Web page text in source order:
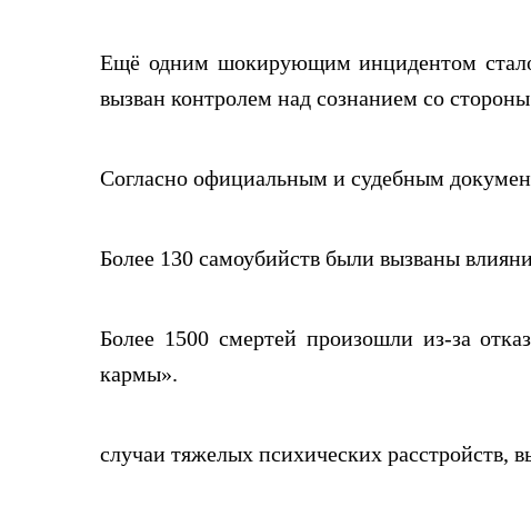
Ещё одним шокирующим инцидентом
вызван контролем над сознанием со
Согласно официальным и судебным
Более 130 самоубийств были вызваны
Более 1500 смертей произошли из-за
кармы».
случаи тяжелых психических расстройств,